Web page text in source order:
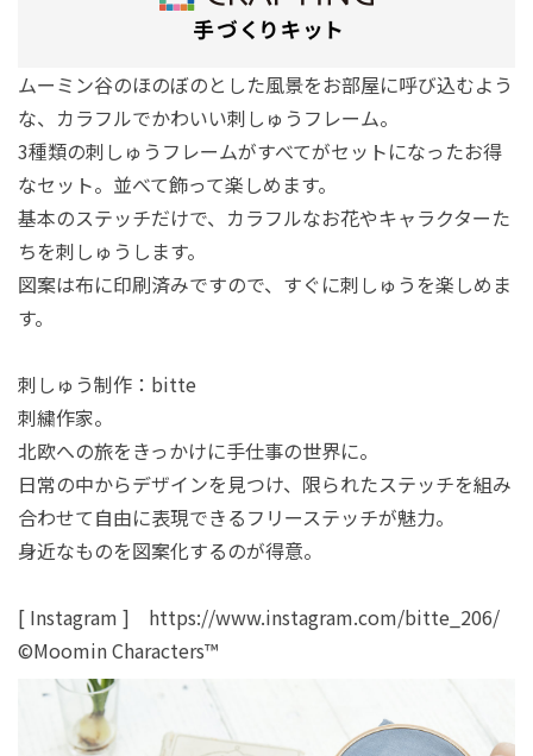
ムーミン谷のほのぼのとした風景をお部屋に呼び込むよう
な、カラフルでかわいい刺しゅうフレーム。
3種類の刺しゅうフレームがすべてがセットになったお得
なセット。並べて飾って楽しめます。
基本のステッチだけで、カラフルなお花やキャラクターた
ちを刺しゅうします。
図案は布に印刷済みですので、すぐに刺しゅうを楽しめま
す。
刺しゅう制作：bitte
刺繍作家。
北欧への旅をきっかけに手仕事の世界に。
日常の中からデザインを見つけ、限られたステッチを組み
合わせて自由に表現できるフリーステッチが魅力。
身近なものを図案化するのが得意。
[ Instagram ] https://www.instagram.com/bitte_206/
©Moomin Characters™